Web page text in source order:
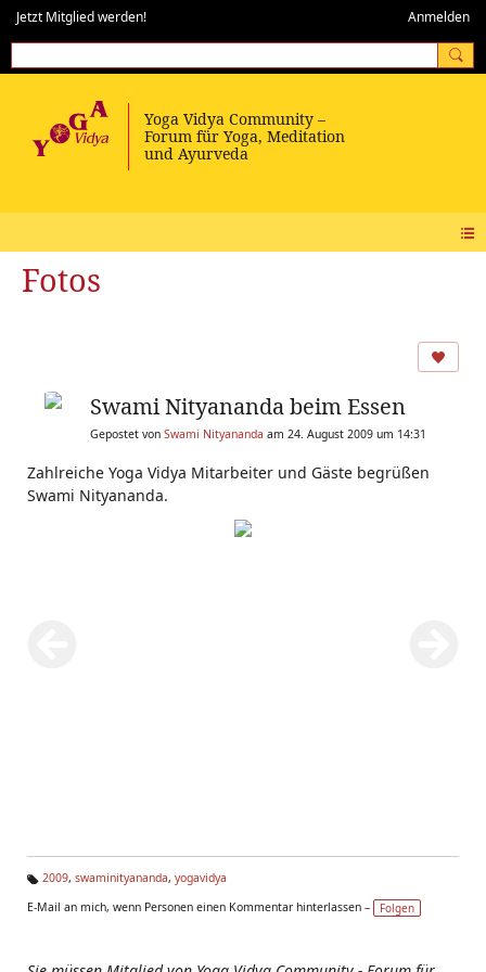
Jetzt Mitglied werden! Anmelden
Fotos
Swami Nityananda beim Essen
Gepostet von Swami Nityananda am 24. August 2009 um 14:31
Zahlreiche Yoga Vidya Mitarbeiter und Gäste begrüßen
Swami Nityananda.
g
2009, swaminityananda, yogavidya
E-Mail an mich, wenn Personen einen Kommentar hinterlassen –
Folgen